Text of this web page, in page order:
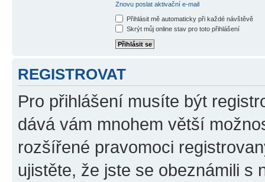
Znovu poslat aktivační e-mail
Přihlásit mě automaticky při každé návštěvě
Skrýt můj online stav pro toto přihlášení
REGISTROVAT
Pro přihlášení musíte být
dává vám mnohem větší
rozšířené pravomoci
ujistěte, že jste se obeznámili s